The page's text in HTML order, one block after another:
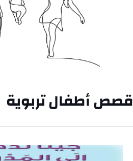
قصص أطفال تربوية